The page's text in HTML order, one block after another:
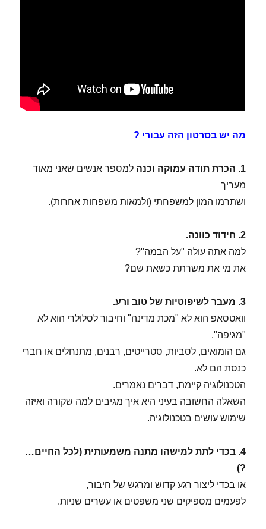
מה יש בסרטון הזה עבורי ?
1. הכרת תודה עמוקה וכנה
למספר אנשים שאני מאוד
מעריך
ושתרמו המון למשפחתי (ולמאות משפחות אחרות).
2. חידוד כוונה.
למה אתה עולה "על הבמה"?
את מי את משרתת כשאת שם?
3. מעבר לשיפוטיות של טוב ורע.
וואטסאפ הוא לא "מכת מדינה" וחיבור לסלולרי הוא לא
"מגיפה".
גם הומואים, לסביות, סטרייטים, רבנים, מתנחלים או חברי
כנסת הם לא.
הטכנולוגיה קיימת, דברים נאמרים.
השאלה החשובה בעיני היא איך מגיבים למה שקורה ואיזה
שימוש עושים בטכנולוגיה.
4. בכדי לתת למישהו מתנה משמעותית (לכל החיים…
?)
או בכדי ליצור רגע קדוש ומרגש של חיבור,
לפעמים מספיקים שני משפטים או עשרים שניות.